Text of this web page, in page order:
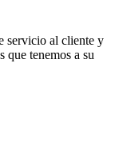
servicio al cliente y
que tenemos a su